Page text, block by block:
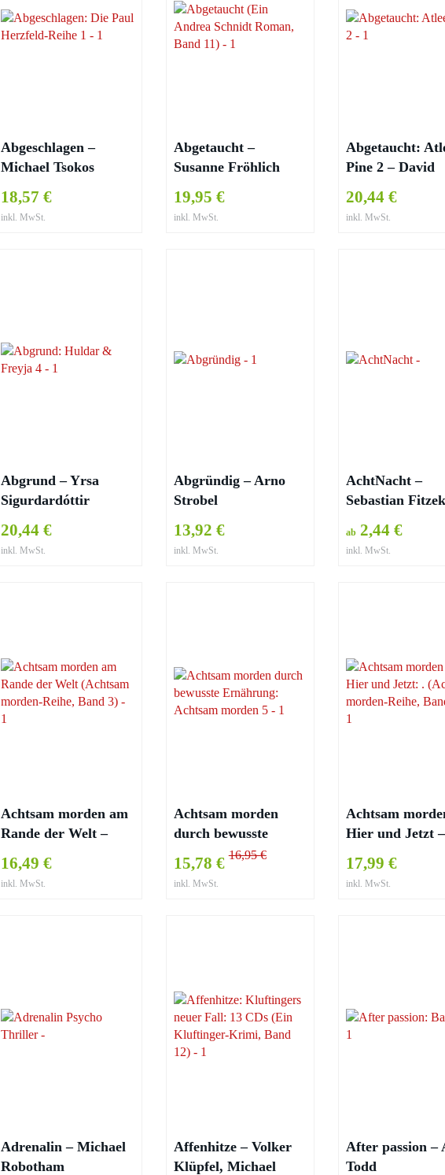
Abgeschlagen –
Michael Tsokos
18,57 €
inkl. MwSt.
Abgetaucht –
Susanne Fröhlich
19,95 €
inkl. MwSt.
Abgetaucht:
Pine 2 – David
20,44 €
inkl. MwSt.
Abgrund – Yrsa
Sigurdardóttir
20,44 €
inkl. MwSt.
Abgründig – Arno
Strobel
13,92 €
inkl. MwSt.
AchtNacht –
Sebastian
ab 2,44 €
inkl. MwSt.
Achtsam morden am
Rande der Welt –
16,49 €
inkl. MwSt.
Achtsam morden
durch bewusste
Ernährung – Karsten
Dusse
15,78 € 16,95 €
inkl. MwSt.
Achtsam
Hier und Jetzt –
4 )
17,99 €
inkl. MwSt.
Adrenalin – Michael
Robotham
Affenhitze – Volker
Klüpfel, Michael
After passion –
Todd